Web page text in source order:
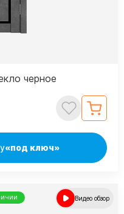
черное
«под ключ»
Видео обзор